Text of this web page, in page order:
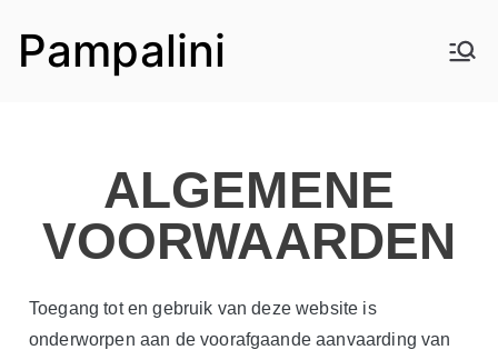
Pampalini
ALGEMENE
VOORWAARDEN
Toegang tot en gebruik van deze website is
onderworpen aan de voorafgaande aanvaarding van